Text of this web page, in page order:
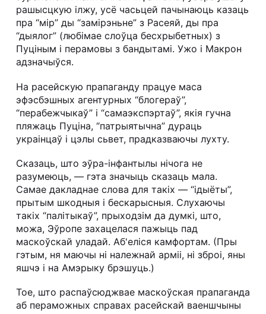
рашысцкую ілжу, усё часьцей пачынаюць казаць
пра “мір” ды “замірэньне” з Расеяй, ды пра
“дыялог” (любімае слоўца бесхрыбетных) з
Пуціным і перамовы з бандытамі. Ужо і Макрон
адзначыўся.
На расейскую прапаганду працуе маса
эфэсбэшных агентурных “блогераў”,
“перабежчыкаў” і “самаэкспэртаў”, якія гучна
пляжаць Пуціна, “патрыятычна” дураць
украінцаў і цэлы сьвет, прадказваючы лухту.
Сказаць, што эўра-інфантылы нічога не
разумеюць, — гэта значыць сказаць мала.
Самае дакладнае слова для такіх — “ідыёты”,
прытым шкодныя і бескарысныя. Слухаючы
такіх “палітыкаў”, прыходзім да думкі, што,
можа, Эўропе захацелася пажыць пад
маскоўскай уладай. Аб'еліся камфортам. (Пры
гэтым, ня маючы ні належнай арміі, ні зброі, яны
яшчэ і на Амэрыку брэшуць.)
Тое, што распаўсюджвае маскоўская прапаганда
аб пераможных справах расейскай ваеншчыны